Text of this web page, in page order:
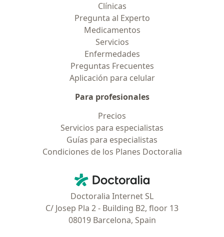
Clínicas
Pregunta al Experto
Medicamentos
Servicios
Enfermedades
Preguntas Frecuentes
Aplicación para celular
Para profesionales
Precios
Servicios para especialistas
Guías para especialistas
Condiciones de los Planes Doctoralia
Doctoralia - Página de inicio
Doctoralia Internet SL
C/ Josep Pla 2 - Building B2, floor 13
08019 Barcelona, Spain